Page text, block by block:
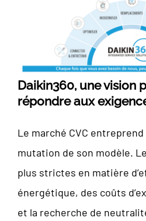
Daikin360, une vision
répondre aux
Le marché CVC
mutation de son modèle.
plus strictes en matière
énergétique, des coûts
et la recherche de